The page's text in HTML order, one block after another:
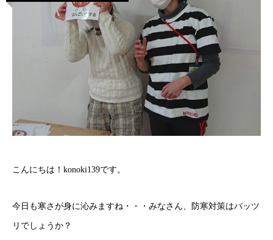
こんにちは！konoki139です。
今日も寒さが身に沁みますね・・・みなさん、防寒対策はバッツ
リでしょうか？